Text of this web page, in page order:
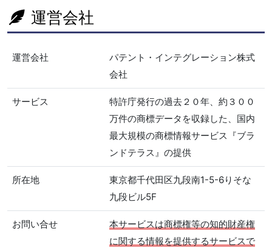
運営会社
運営会社
パテント・インテグレーション株式
会社
サービス
特許庁発行の過去２０年、約３００
万件の商標データを収録した、国内
最大規模の商標情報サービス『ブラ
ンドテラス』の提供
所在地
東京都千代田区九段南1-5-6りそな
九段ビル5F
お問い合せ
本サービスは商標権等の知的財産権
に関する情報を提供するサービスで